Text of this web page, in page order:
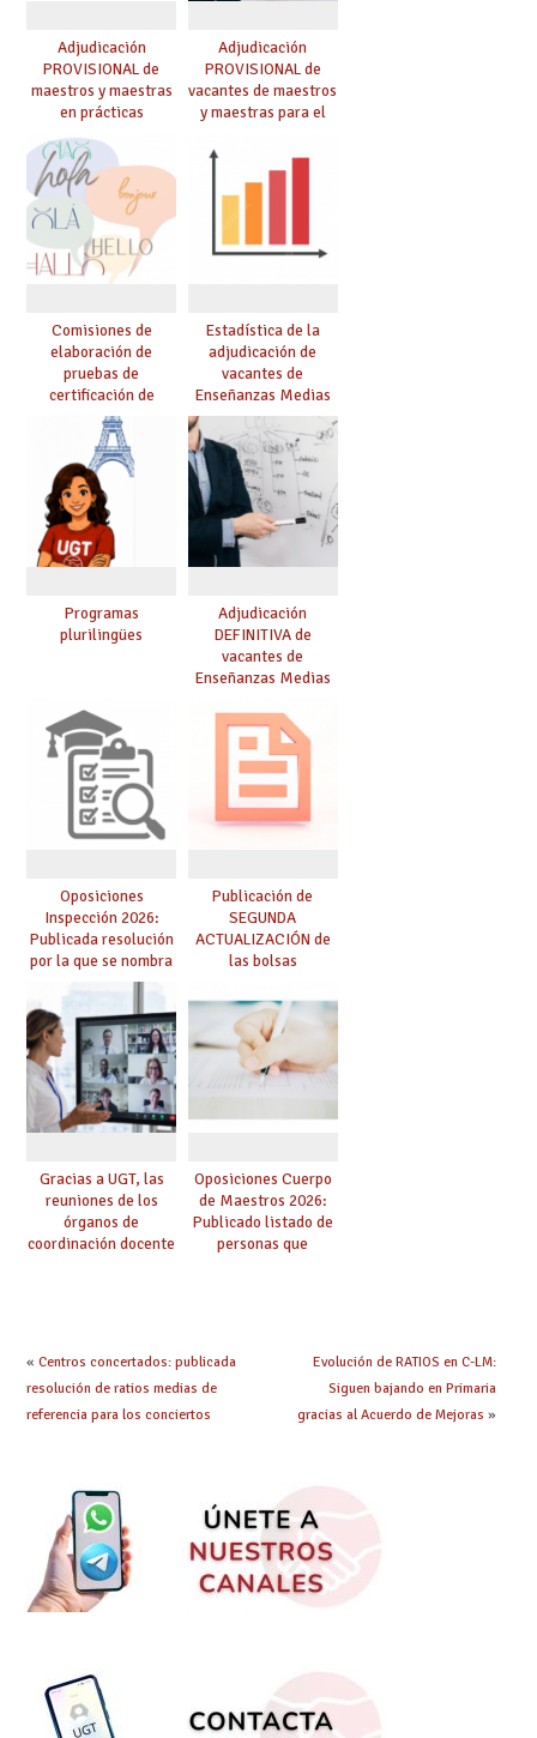
Adjudicación
PROVISIONAL de
maestros y maestras
en prácticas
Adjudicación
PROVISIONAL de
vacantes de maestros
y maestras para el
Comisiones de
elaboración de
pruebas de
certificación de
competencia
lingüística: publicada
resolución definitiva
Estadística de la
adjudicación de
vacantes de
Enseñanzas Medias
para el curso 26/27
Programas
plurilingües
Adjudicación
DEFINITIVA de
vacantes de
Enseñanzas Medias
Oposiciones
Inspección 2026:
Publicada resolución
por la que se nombra
funcionarios/as en
prácticas, se regulan
dichas prácticas y se
convoca acto público
de adjudicación
Publicación de
SEGUNDA
ACTUALIZACIÓN de
las bolsas
Cuerpo de Maestros
de especialidades
convocadas a
oposición
Gracias a UGT, las
reuniones de los
órganos de
coordinación docente
Oposiciones Cuerpo
de Maestros 2026:
Publicado listado de
personas que
« Centros concertados: publicada
resolución de ratios medias de
referencia para los conciertos
Evolución de RATIOS en C-LM:
Siguen bajando en Primaria
gracias al Acuerdo de Mejoras »